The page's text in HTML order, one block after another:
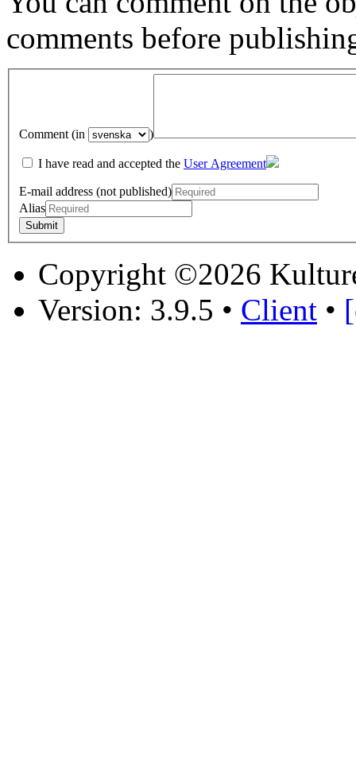
comments before
Comment (in )
I have read and accepted the User Agreement
E-mail address (not published)
Alias
Copyright ©2026
Version: 3.9.5 • Client •